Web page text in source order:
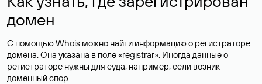
домен
С помощью Whois можно найти информацию о регистраторе
домена. Она указана в поле «registrar». Иногда данные о
регистраторе нужны для суда, например, если возник
доменный спор.